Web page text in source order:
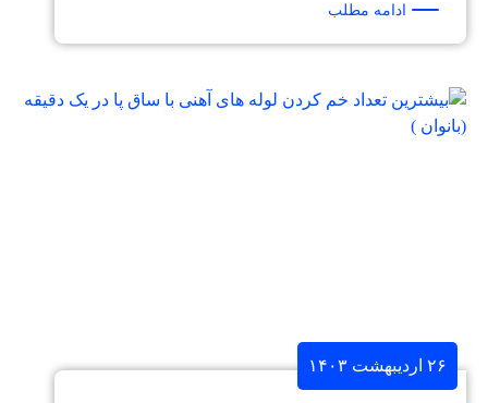
ادامه مطلب
۲۶ اردیبهشت ۱۴۰۳